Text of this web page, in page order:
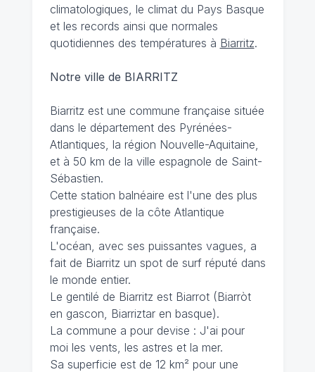
climatologiques, le climat du Pays Basque
et les records ainsi que normales
quotidiennes des températures à Biarritz.
Notre ville de BIARRITZ
Biarritz est une commune française située
dans le département des Pyrénées-
Atlantiques, la région Nouvelle-Aquitaine,
et à 50 km de la ville espagnole de Saint-
Sébastien.
Cette station balnéaire est l'une des plus
prestigieuses de la côte Atlantique
française.
L'océan, avec ses puissantes vagues, a
fait de Biarritz un spot de surf réputé dans
le monde entier.
Le gentilé de Biarritz est Biarrot (Biarròt
en gascon, Biarriztar en basque).
La commune a pour devise : J'ai pour
moi les vents, les astres et la mer.
Sa superficie est de 12 km² pour une